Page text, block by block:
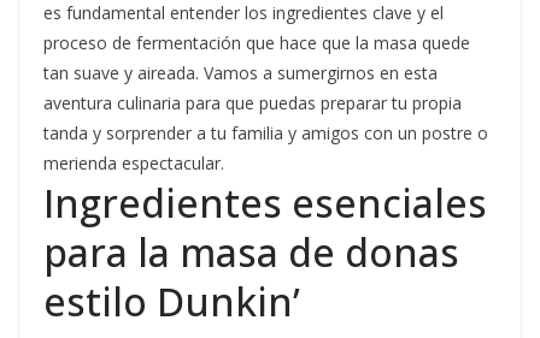
es fundamental entender los ingredientes clave y el
proceso de fermentación que hace que la masa quede
tan suave y aireada. Vamos a sumergirnos en esta
aventura culinaria para que puedas preparar tu propia
tanda y sorprender a tu familia y amigos con un postre o
merienda espectacular.
Ingredientes esenciales
para la masa de donas
estilo Dunkin’